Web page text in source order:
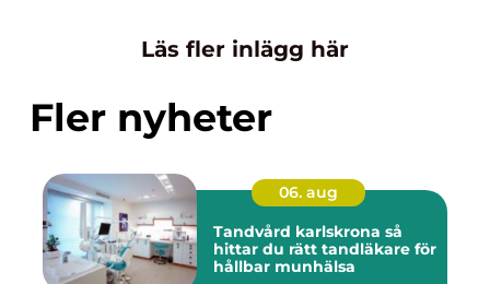
Läs fler inlägg här
Fler nyheter
06. aug
Tandvård karlskrona så
hittar du rätt tandläkare för
hållbar munhälsa